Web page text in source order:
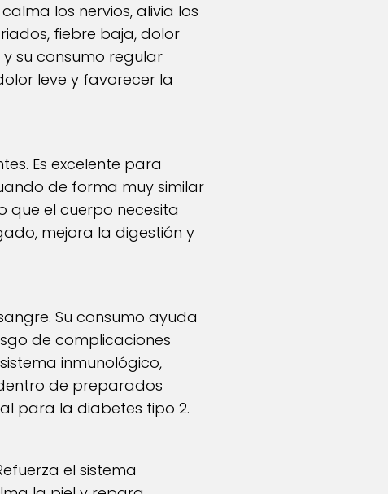
los nervios, alivia los
fiebre baja, dolor
su consumo regular
leve y favorecer la
Es excelente para
de forma muy similar
el cuerpo necesita
mejora la digestión y
Su consumo ayuda
de complicaciones
inmunológico,
de preparados
para la diabetes tipo 2.
el sistema